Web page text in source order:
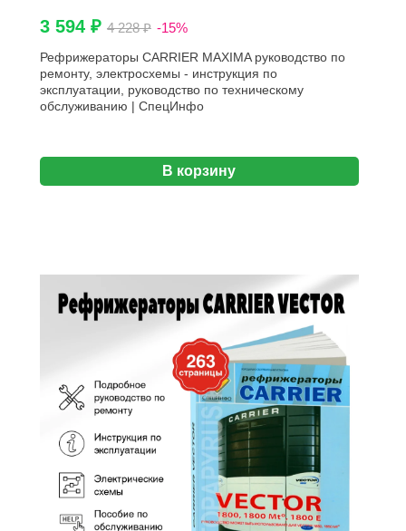
3 594 ₽ 4 228 ₽ -15%
Рефрижераторы CARRIER MAXIMA руководство по
ремонту, электросхемы - инструкция по
эксплуатации, руководство по техническому
обслуживанию | СпецИнфо
В корзину